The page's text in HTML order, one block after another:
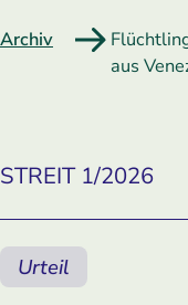
Archiv
aus
STREIT 1/2026
Urteil